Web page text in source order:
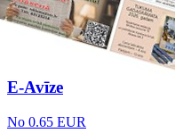
E-Avīze
No 0.65 EUR